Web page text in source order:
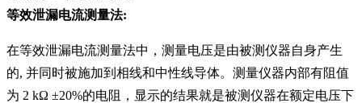
等效泄漏电流测量法:
在等效泄漏电流测量法中，测量电压是由被测仪器自身产生
的, 并同时被施加到相线和中性线导体。测量仪器内部有阻值
为 2 kΩ ±20%的电阻，显示的结果就是被测仪器在额定电压下